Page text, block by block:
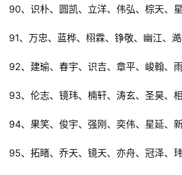
90、识朴、圆凯、立洋、伟弘、棕天、
91、万忠、蓝桦、栩霖、铮敬、幽江、
92、建瑜、春宇、识吉、章平、峻翰、
93、伦志、镜玮、楠轩、涛玄、圣昊、
94、果笑、俊宇、强刚、奕伟、星延、
95、拓睹、乔天、镜天、亦舟、冠泽、